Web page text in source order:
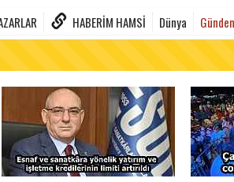
HABERIM HAMSI Dünya
FINDIK